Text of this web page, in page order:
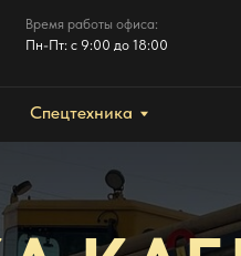
Приём
+7
Пн-Пт: c
работы офиса:
c 9:00 до 18:00